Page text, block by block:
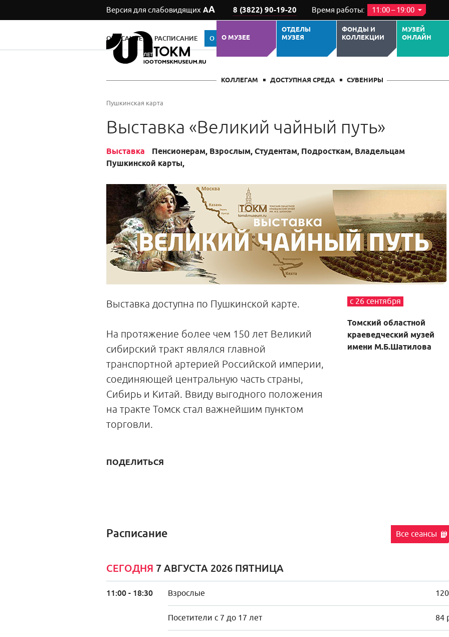
Версия для слабовидящих АА 8 (3822) 90-19-20 Время работы: 11:00 – 19:00
О МУЗЕЕ
ОТДЕЛЫ
МУЗЕЯ
ФОНДЫ И
КОЛЛЕКЦИИ
МУЗЕЙ
ОНЛАЙН
КОЛЛЕГАМ ДОСТУПНАЯ СРЕДА СУВЕНИРЫ
Пушкинская карта
Выставка «Великий чайный путь»
Выставка
Пенсионерам, Взрослым, Студентам, Подросткам, Владельцам
Пушкинской карты,
Выставка доступна по Пушкинской карте.
На протяжение более чем 150 лет Великий
сибирский тракт являлся главной
транспортной артерией Российской империи,
соединяющей центральную часть страны,
Сибирь и Китай. Ввиду выгодного положения
на тракте Томск стал важнейшим пунктом
торговли.
с 26 сентября
Томский областной
краеведческий музей
имени М.Б.Шатилова
ПОДЕЛИТЬСЯ
ОПИСАНИЕ РАСПИСАНИЕ О МЕРОПРИЯТИИ ПОХОЖИЕ СОБЫТИЯ
Все сеансы
Расписание
СЕГОДНЯ 7 АВГУСТА 2026 ПЯТНИЦА
11:00 - 18:30 Взрослые
Посетители с 7 до 17 лет 84